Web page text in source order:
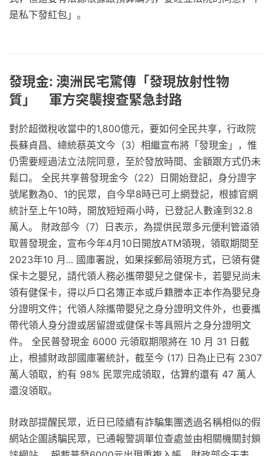
是私下發紅包」。
發現金: 澳洲民宅驚傳「發現放射性物
質」 軍方突襲搜查緊急封路
對於超徵稅收當中的1,800億元，要如何全民共享，行政院
長蘇貞昌、總統蔡英文今（3）相繼宣布將「發現金」，惟
仍需要經過法立法院同意，至於發放時間、金額跟方式仍未
鬆口。 全民共享普發現金今（22）日開始登記，身分證字
號尾數為0、1的民眾，自今早8時已可上網登記，根據官網
統計至上午10時，開放短短兩小時，已登記人數達到32.8
萬人。 財政部今（7）日表示，為提供民眾多元便利管道領
取普發現金，宣布今年4月10日開放ATM領現，領取期間至
2023年10 月... 國庫署說，如果採郵局領現方式，已領有健
保卡之嬰兒，請代領人務必攜帶嬰兒之健保卡，若嬰兒尚未
領有健保卡，得以戶口名簿正本或戶籍謄本正本作為嬰兒身
分證明文件；代領人除攜帶嬰兒之身分證明文件外，也要攜
帶代領人身分證或居留證或健保卡等具照片之身分證明文
件。 全民普發現金 6000 元領取期限將在 10 月 31 日截
止，根據財政部國庫署統計，截至今 (17) 日為止已有 2307
萬人領取，約有 98% 民眾完成領取，估算約還有 47 萬人
還沒領取。
財政部提醒民眾，近日已陸續有詐騙集團透過名稱相似的假
網站企圖誘騙民眾，已通報警調單位查處並由相關機關封鎖